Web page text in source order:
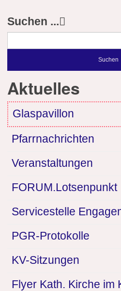
Suchen ...
Suchen
Aktuelles
Glaspavillon
Pfarrnachrichten
Veranstaltungen
FORUM.Lotsenpunkt
Servicestelle
PGR-Protokolle
KV-Sitzungen
Flyer Kath. Kirche im